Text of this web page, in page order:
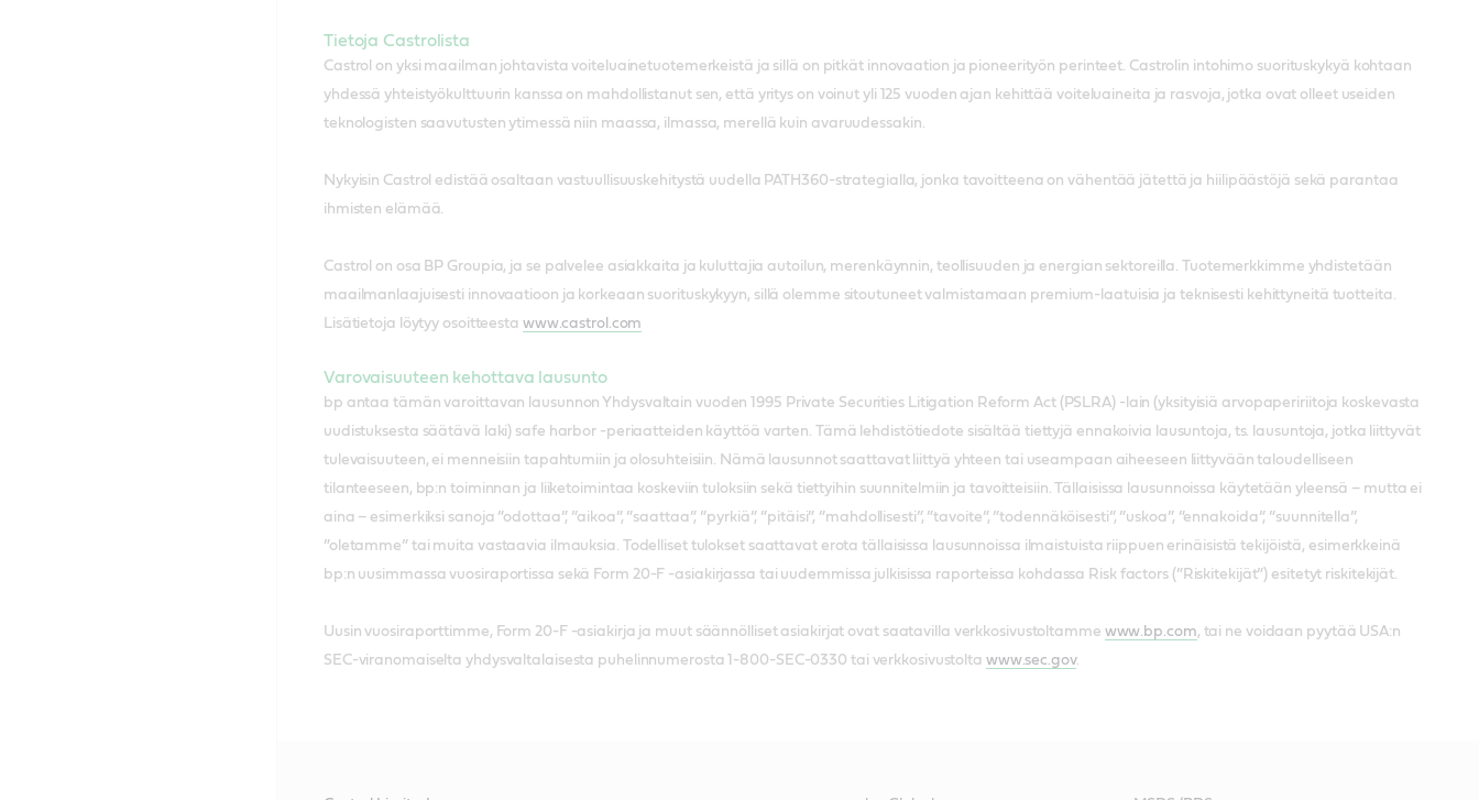
Tietoja Castrolista
Castrol on yksi maailman johtavista voiteluainetuotemerkeistä ja sillä on pitkät innovaation ja pioneerityön perinteet. Castrolin intohimo suorituskykyä kohtaan
yhdessä yhteistyökulttuurin kanssa on mahdollistanut sen, että yritys on voinut yli 125 vuoden ajan kehittää voiteluaineita ja rasvoja, jotka ovat olleet useiden
teknologisten saavutusten ytimessä niin maassa, ilmassa, merellä kuin avaruudessakin.
Nykyisin Castrol edistää osaltaan vastuullisuuskehitystä uudella PATH360-strategialla, jonka tavoitteena on vähentää jätettä ja hiilipäästöjä sekä parantaa
ihmisten elämää.
Castrol on osa BP Groupia, ja se palvelee asiakkaita ja kuluttajia autoilun, merenkäynnin, teollisuuden ja energian sektoreilla. Tuotemerkkimme yhdistetään
maailmanlaajuisesti innovaatioon ja korkeaan suorituskykyyn, sillä olemme sitoutuneet valmistamaan premium-laatuisia ja teknisesti kehittyneitä tuotteita.
Lisätietoja löytyy osoitteesta www.castrol.com
Varovaisuuteen kehottava lausunto
bp antaa tämän varoittavan lausunnon Yhdysvaltain vuoden 1995 Private Securities Litigation Reform Act (PSLRA) -lain (yksityisiä arvopapeririitoja koskevasta
uudistuksesta säätävä laki) safe harbor -periaatteiden käyttöä varten. Tämä lehdistötiedote sisältää tiettyjä ennakoivia lausuntoja, ts. lausuntoja, jotka liittyvät
tulevaisuuteen, ei menneisiin tapahtumiin ja olosuhteisiin. Nämä lausunnot saattavat liittyä yhteen tai useampaan aiheeseen liittyvään taloudelliseen
tilanteeseen, bp:n toiminnan ja liiketoimintaa koskeviin tuloksiin sekä tiettyihin suunnitelmiin ja tavoitteisiin. Tällaisissa lausunnoissa käytetään yleensä – mutta ei
aina – esimerkiksi sanoja ”odottaa”, ”aikoa”, ”saattaa”, ”pyrkiä”, ”pitäisi”, ”mahdollisesti”, ”tavoite”, ”todennäköisesti”, ”uskoa”, ”ennakoida”, ”suunnitella”,
”oletamme” tai muita vastaavia ilmauksia. Todelliset tulokset saattavat erota tällaisissa lausunnoissa ilmaistuista riippuen erinäisistä tekijöistä, esimerkkeinä
bp:n uusimmassa vuosiraportissa sekä Form 20-F -asiakirjassa tai uudemmissa julkisissa raporteissa kohdassa Risk factors (”Riskitekijät”) esitetyt riskitekijät.
Uusin vuosiraporttimme, Form 20-F -asiakirja ja muut säännölliset asiakirjat ovat saatavilla verkkosivustoltamme www.bp.com, tai ne voidaan pyytää USA:n
SEC-viranomaiselta yhdysvaltalaisesta puhelinnumerosta 1-800-SEC-0330 tai verkkosivustolta www.sec.gov.